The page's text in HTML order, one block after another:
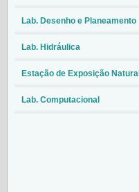
Lab. Desenho e Planeamento
Lab. Hidráulica
Estação de Exposição Natural
Lab. Computacional